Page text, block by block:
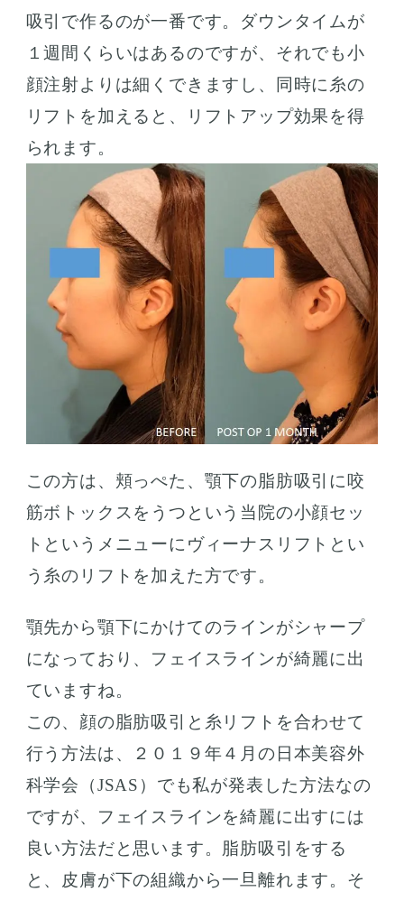
吸引で作るのが一番です。ダウンタイムが
１週間くらいはあるのですが、それでも小
顔注射よりは細くできますし、同時に糸の
リフトを加えると、リフトアップ効果を得
られます。
この方は、頬っぺた、顎下の脂肪吸引に咬
筋ボトックスをうつという当院の小顔セッ
トというメニューにヴィーナスリフトとい
う糸のリフトを加えた方です。
顎先から顎下にかけてのラインがシャープ
になっており、フェイスラインが綺麗に出
ていますね。
この、顔の脂肪吸引と糸リフトを合わせて
行う方法は、２０１９年４月の日本美容外
科学会（JSAS）でも私が発表した方法なの
ですが、フェイスラインを綺麗に出すには
良い方法だと思います。脂肪吸引をする
と、皮膚が下の組織から一旦離れます。そ